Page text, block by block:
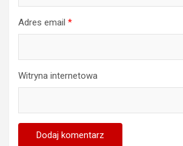
Adres email *
Witryna internetowa